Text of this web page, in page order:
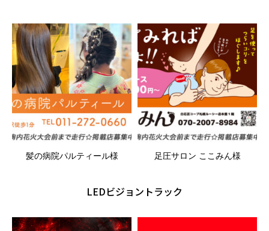
髪の病院パルティール様 足圧サロン ここみん様
LEDビジョントラック